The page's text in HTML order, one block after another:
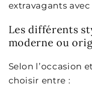
extravagants
Les différents
moderne ou
Selon l’occasion
choisir entre :